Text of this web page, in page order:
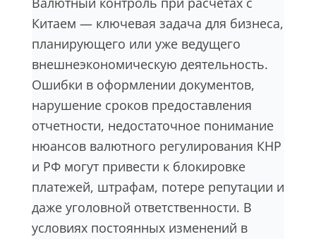
Китаем — ключевая задача для бизнеса,
планирующего или уже ведущего
внешнеэкономическую деятельность.
Ошибки в оформлении документов,
нарушение сроков предоставления
отчетности, недостаточное понимание
нюансов валютного регулирования КНР
и РФ могут привести к блокировке
платежей, штрафам, потере репутации и
даже уголовной ответственности. В
условиях постоянных изменений в